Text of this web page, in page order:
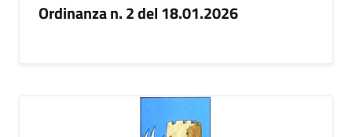
Ordinanza n. 2 del 18.01.2026